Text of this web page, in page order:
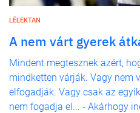
LÉLEKTAN
A nem várt gyerek
Mindent megtesznek azért,
mindketten várják. Vagy nem
elfogadják. Vagy csak az
nem fogadja el... - Akárhogy